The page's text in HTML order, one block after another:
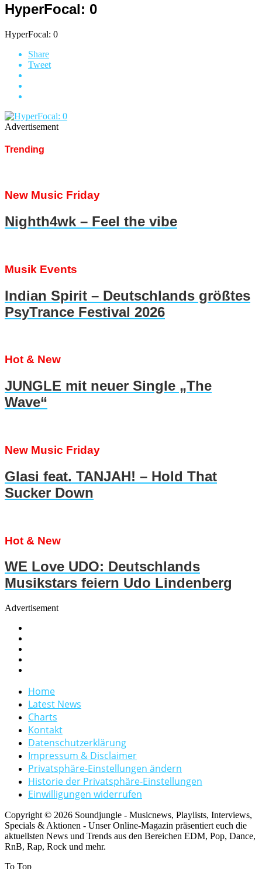
HyperFocal: 0
HyperFocal: 0
Share
Tweet
Advertisement
Trending
New Music Friday
Nighth4wk – Feel the vibe
Musik Events
Indian Spirit – Deutschlands größtes
PsyTrance Festival 2026
Hot & New
JUNGLE mit neuer Single „The
Wave“
New Music Friday
Glasi feat. TANJAH! – Hold That
Sucker Down
Hot & New
WE Love UDO: Deutschlands
Musikstars feiern Udo Lindenberg
Advertisement
Home
Latest News
Charts
Kontakt
Datenschutzerklärung
Impressum & Disclaimer
Privatsphäre-Einstellungen ändern
Historie der Privatsphäre-Einstellungen
Einwilligungen widerrufen
Copyright © 2026 Soundjungle - Musicnews, Playlists, Interviews,
Specials & Aktionen - Unser Online-Magazin präsentiert euch die
aktuellsten News und Trends aus den Bereichen EDM, Pop, Dance,
RnB, Rap, Rock und mehr.
To Top